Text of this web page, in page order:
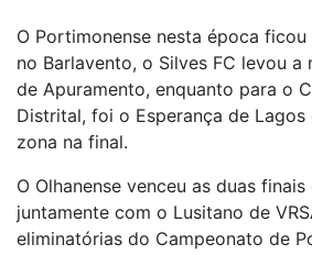
O Portimonense nesta época
no Barlavento, o Silves FC levou a
de Apuramento, enquanto para o
Distrital, foi o Esperança de
zona na final.
O Olhanense venceu as duas
juntamente com o Lusitano de
eliminatórias do Campeonato de